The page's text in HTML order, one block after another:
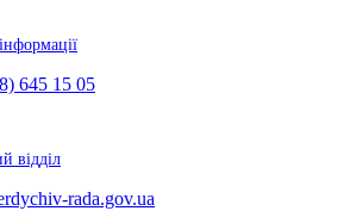
645 15 05
відділ
rada.gov.ua